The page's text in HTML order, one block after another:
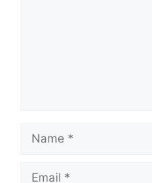
Name
Email